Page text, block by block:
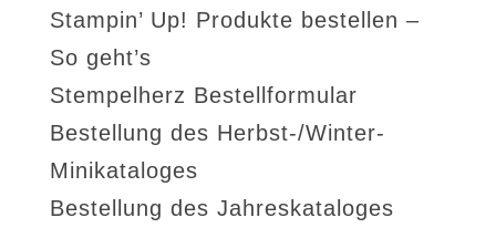
Stampin’ Up! Produkte bestellen –
So geht’s
Stempelherz Bestellformular
Bestellung des Herbst-/Winter-
Minikataloges
Bestellung des Jahreskataloges